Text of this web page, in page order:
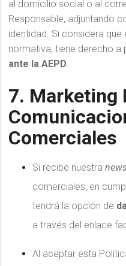
al domicilio social o al
Responsable, adjuntando
identidad. Si considera
normativa, tiene derecho a
ante la AEPD.
7. Marketing
Comerciales
Si recibe nuestra
comerciales, en
tendrá la opción de
a través del enlace
Al aceptar esta